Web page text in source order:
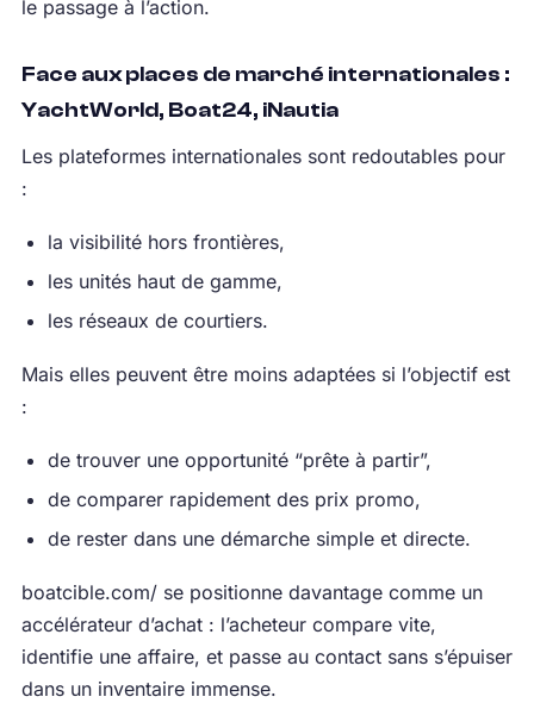
le passage à l’action.
Face aux places de marché internationales :
YachtWorld, Boat24, iNautia
Les plateformes internationales sont redoutables pour
:
la visibilité hors frontières,
les unités haut de gamme,
les réseaux de courtiers.
Mais elles peuvent être moins adaptées si l’objectif est
:
de trouver une opportunité “prête à partir”,
de comparer rapidement des prix promo,
de rester dans une démarche simple et directe.
boatcible.com/ se positionne davantage comme un
accélérateur d’achat : l’acheteur compare vite,
identifie une affaire, et passe au contact sans s’épuiser
dans un inventaire immense.